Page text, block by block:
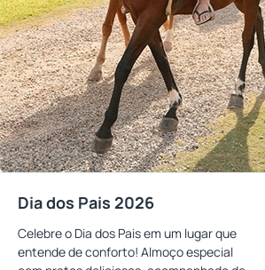
Dia dos Pais 2026
Celebre o Dia dos Pais em um lugar que
entende de conforto! Almoço especial